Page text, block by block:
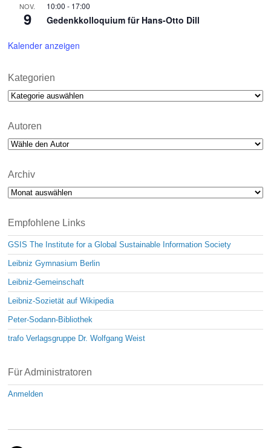
NOV.
9
10:00 - 17:00
Gedenkkolloquium für Hans-Otto Dill
Kalender anzeigen
Kategorien
Kategorien
Autoren
Archiv
Archiv
Empfohlene Links
GSIS The Institute for a Global Sustainable Information Society
Leibniz Gymnasium Berlin
Leibniz-Gemeinschaft
Leibniz-Sozietät auf Wikipedia
Peter-Sodann-Bibliothek
trafo Verlagsgruppe Dr. Wolfgang Weist
Für Administratoren
Anmelden